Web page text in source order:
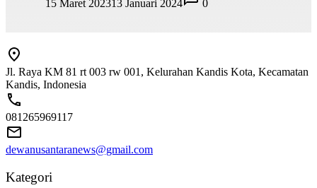
15 Maret 202313 Januari 2024 0
Jl. Raya KM 81 rt 003 rw 001, Kelurahan Kandis Kota, Kecamatan
Kandis, Indonesia
081265969117
dewanusantaranews@gmail.com
Kategori